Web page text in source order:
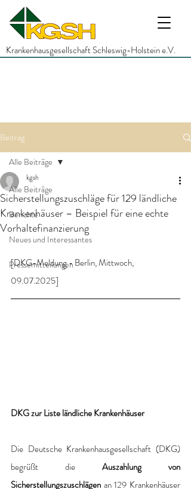
Krankenhausgesellschaft Schleswig-Holstein e.V.
Beitrag
Alle Beiträge
Berichte
Neues und Interessantes
Pressemitteilungen
Alle Beiträge
Sicherstellungszuschläge für 129 ländliche
Krankenhäuser – Beispiel für eine echte
Vorhaltefinanzierung
kgsh
[DKG-Meldung - Berlin, Mittwoch,
09.07.2025]
DKG zur Liste ländliche Krankenhäuser
Die Deutsche Krankenhausgesellschaft (DKG)
begrüßt die Auszahlung von
Sicherstellungszuschlägen an 129 Krankenhäuser